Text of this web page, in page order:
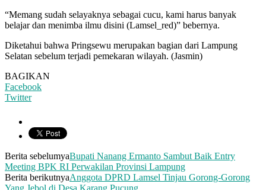
“Memang sudah selayaknya sebagai cucu, kami harus banyak
belajar dan menimba ilmu disini (Lamsel_red)” bebernya.
Diketahui bahwa Pringsewu merupakan bagian dari Lampung
Selatan sebelum terjadi pemekaran wilayah. (Jasmin)
BAGIKAN
Facebook
Twitter
Berita sebelumyaBupati Nanang Ermanto Sambut Baik Entry
Meeting BPK RI Perwakilan Provinsi Lampung
Berita berikutnyaAnggota DPRD Lamsel Tinjau Gorong-Gorong
Yang Jebol di Desa Karang Pucung